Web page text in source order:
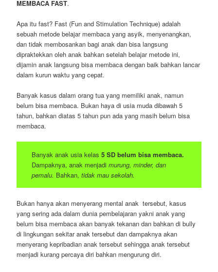
MEMBACA FAST.
Apa itu fast? Fast (Fun and Stimulation Technique) adalah
sebuah metode belajar membaca yang asyik, menyenangkan,
dan tidak membosankan bagi anak dan bisa langsung
dipraktekkan oleh anak bahkan setelah belajar metode ini,
dijamin anak langsung bisa membaca dengan baik bahkan lancar
dalam kurun waktu yang cepat.
Banyak kasus dalam orang tua yang memiliki anak, namun
belum bisa membaca. Bukan haya di usia muda dibawah 5
tahun, bahkan diatas 5 tahun pun ada yang masih belum bisa
membaca.
Banyak anak usia kelas 5 SD belum bisa membaca.
Dampaknya, anak menjadi murung, minder, dan
pemalu. Bahkan, tidak mau sekolah.
Bukan hanya akan menyerang mental anak tersebut, kasus
yang sering ada dalam dunia pembelajaran yakni anak yang
belum bisa membaca akan banyak tekanan dan bahkan di bully
di lingkungan sekitar anak tersebut dan dampaknya akan
menyerang kepribadian anak tersebut sehingga anak tersebut
menjadi kurang percaya diri bahkan mengurung diri.